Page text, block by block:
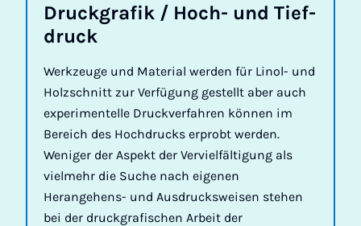
Druck­grafik / Hoch- und Tief­
druck
Werkzeuge und Material werden für Linol- und
Holzschnitt zur Verfügung gestellt aber auch
experimentelle Druckverfahren können im
Bereich des Hochdrucks erprobt werden.
Weniger der Aspekt der Vervielfältigung als
vielmehr die Suche nach eigenen
Herangehens- und Ausdrucksweisen stehen
bei der druckgrafischen Arbeit der